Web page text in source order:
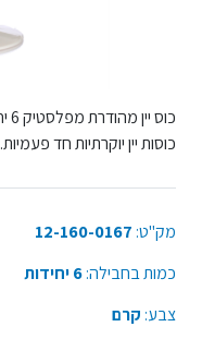
כוס יין מהודרת מפלסטיק 6 יח' - קרם,
כוסות יין יוקרתיות חד פעמיות.
מק"ט: 12-160-0167
כמות בחבילה:6 יחידות
צבע: קרם